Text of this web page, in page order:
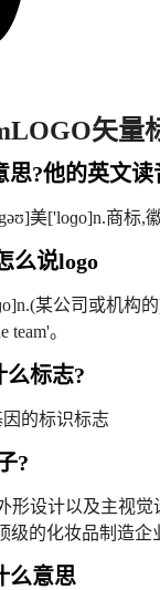
矢量
思?他的英文读
美['loɡo]n.商标,
么说logo
某公司或机构
。
么标志?
因的标识标志
?
形设计以及主视
级的化妆品制造企
么意思